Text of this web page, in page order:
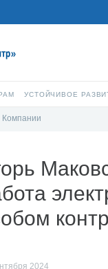
УСТОЙЧИВОЕ
Компании
2024